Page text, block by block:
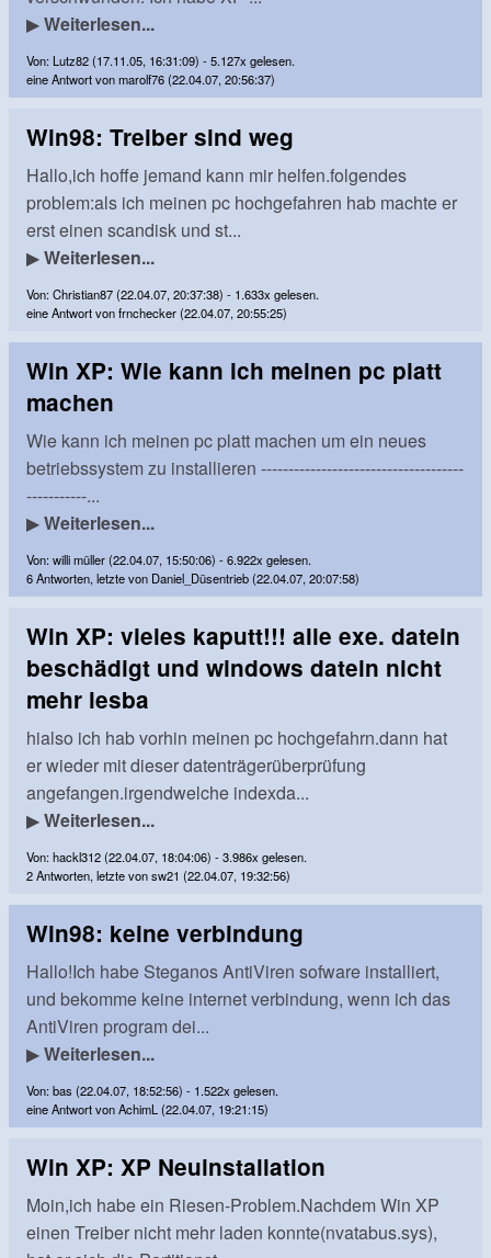
▶Weiterlesen...
Von: Lutz82 (17.11.05, 16:31:09) - 5.127x gelesen.
eine Antwort von marolf76 (22.04.07, 20:56:37)
Win98: Treiber sind weg
Hallo,ich hoffe jemand kann mir helfen.folgendes
problem:als ich meinen pc hochgefahren hab machte er
erst einen scandisk und st...
▶Weiterlesen...
Von: Christian87 (22.04.07, 20:37:38) - 1.633x gelesen.
eine Antwort von frnchecker (22.04.07, 20:55:25)
Win XP: Wie kann ich meinen pc platt
machen
Wie kann ich meinen pc platt machen um ein neues
betriebssystem zu installieren -------------------------------------
-----------...
▶Weiterlesen...
Von: willi müller (22.04.07, 15:50:06) - 6.922x gelesen.
6 Antworten, letzte von Daniel_Düsentrieb (22.04.07, 20:07:58)
Win XP: vieles kaputt!!! alle exe. datein
beschädigt und windows datein nicht
mehr lesba
hialso ich hab vorhin meinen pc hochgefahrn.dann hat
er wieder mit dieser datenträgerüberprüfung
angefangen.irgendwelche indexda...
▶Weiterlesen...
Von: hackl312 (22.04.07, 18:04:06) - 3.986x gelesen.
2 Antworten, letzte von sw21 (22.04.07, 19:32:56)
Win98: keine verbindung
Hallo!Ich habe Steganos AntiViren sofware installiert,
und bekomme keine internet verbindung, wenn ich das
AntiViren program dei...
▶Weiterlesen...
Von: bas (22.04.07, 18:52:56) - 1.522x gelesen.
eine Antwort von AchimL (22.04.07, 19:21:15)
Win XP: XP Neuinstallation
Moin,ich habe ein Riesen-Problem.Nachdem Win XP
einen Treiber nicht mehr laden konnte(nvatabus.sys),